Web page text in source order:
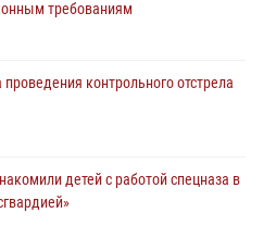
требованиям
контрольного отстрела
детей с работой спецназа в